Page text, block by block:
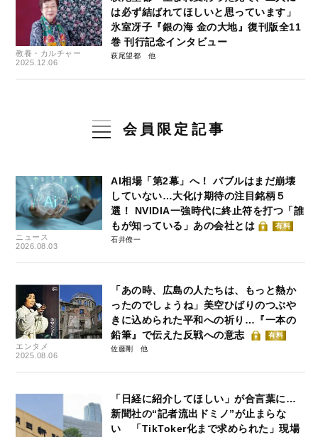
教養・カルチャー
2025.12.06
は必ず結ばれてほしいと思っています」
氷室冴子『銀の海 金の大地』復刊版全11
巻 刊行記念インタビュー
萩尾望都
会員限定記事
ニュース
2026.08.03
AI相場「第2幕」へ！ バブルはまだ崩壊
していない…大化け期待の注目銘柄５
選！ NVIDIA一強時代に終止符を打つ「誰
もが知っている」あの会社とは
有料
石井僚一
エンタメ
2025.08.06
「あの時、広島の人たちは、もっと熱か
ったのでしょうね」美空ひばりのつぶや
きに込められた平和への祈り…『一本の
鉛筆』で伝えた反戦への意志
有料
佐藤剛
「日経に紹介してほしい」が合言葉に…
新聞社の“記者流出ドミノ”が止まらな
い 「TikToker化まで求められた」現場